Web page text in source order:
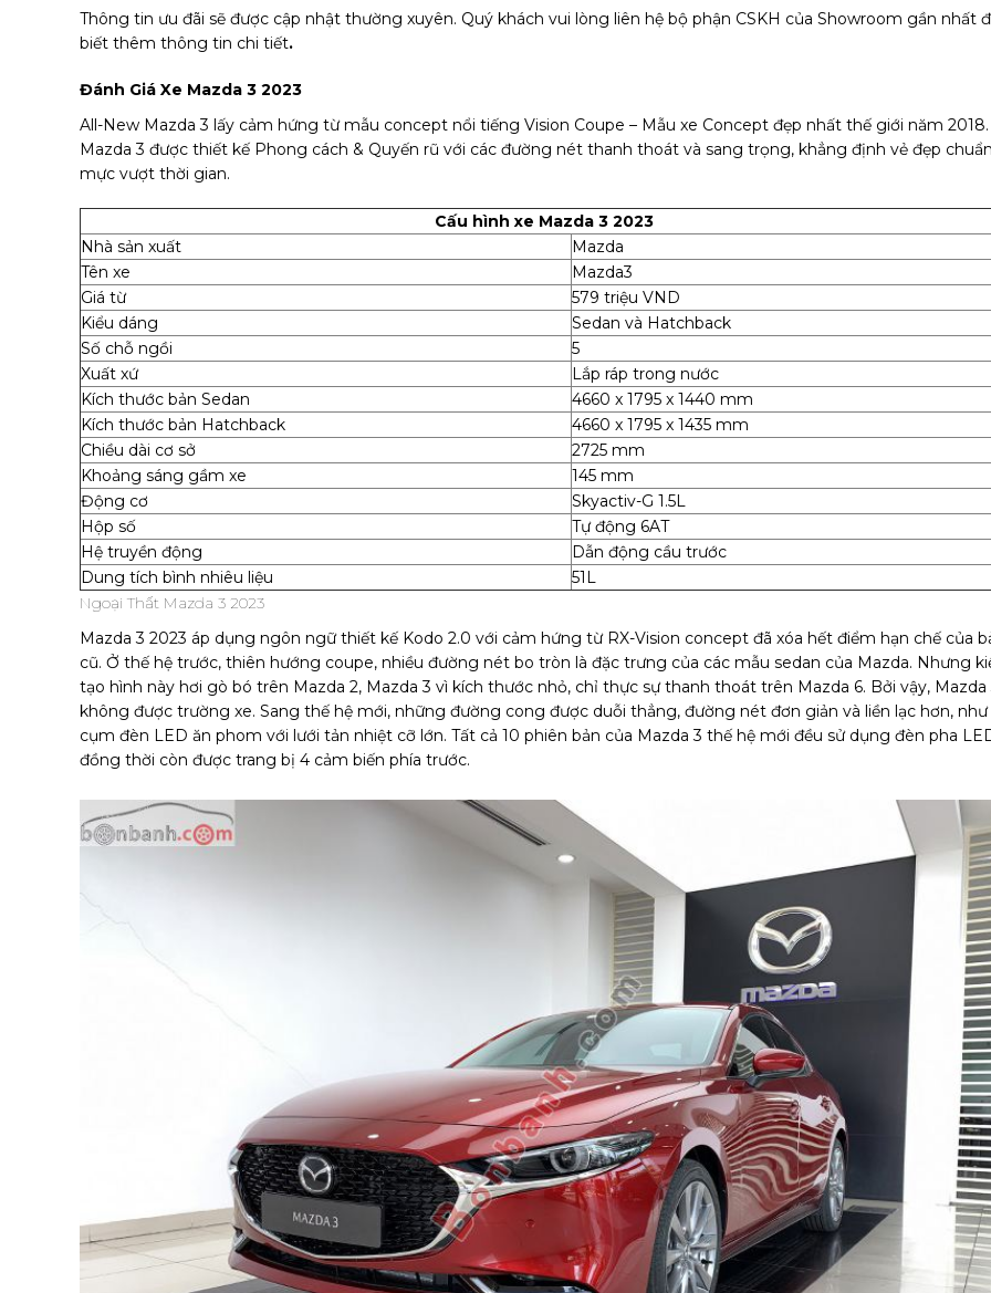
Thông tin ưu đãi sẽ được cập nhật thường xuyên. Quý khách vui lòng liên hệ bộ phận CSKH của Showroom gần nhất
biết thêm thông tin chi tiết.
Đánh Giá Xe Mazda 3 2023
All-New Mazda 3 lấy cảm hứng từ mẫu concept nổi tiếng Vision Coupe – Mẫu xe Concept đẹp nhất thế giới năm 2018.
Mazda 3 được thiết kế Phong cách & Quyến rũ với các đường nét thanh thoát và sang trọng, khẳng định vẻ đẹp
mực vượt thời gian.
Cấu hình xe Mazda 3 2023
Nhà sản xuất
Mazda
Tên xe
Mazda3
Giá từ
579 triệu VND
Kiểu dáng
Sedan và Hatchback
Số chỗ ngồi
5
Xuất xứ
Lắp ráp trong nước
Kích thước bản Sedan
4660 x 1795 x 1440 mm
Kích thước bản Hatchback
4660 x 1795 x 1435 mm
Chiều dài cơ sở
2725 mm
Khoảng sáng gầm xe
145 mm
Động cơ
Skyactiv-G 1.5L
Hộp số
Tự động 6AT
Hệ truyền động
Dẫn động cầu trước
Dung tích bình nhiêu liệu
51L
Ngoại Thất Mazda 3 2023
Mazda 3 2023 áp dụng ngôn ngữ thiết kế Kodo 2.0 với cảm hứng từ RX-Vision concept đã xóa hết điểm hạn chế của
cũ. Ở thế hệ trước, thiên hướng coupe, nhiều đường nét bo tròn là đặc trưng của các mẫu sedan của Mazda. Nhưng
tạo hình này hơi gò bó trên Mazda 2, Mazda 3 vì kích thước nhỏ, chỉ thực sự thanh thoát trên Mazda 6. Bởi vậy, Mazda
không được trường xe. Sang thế hệ mới, những đường cong được duỗi thẳng, đường nét đơn giản và liền lạc hơn, như
cụm đèn LED ăn phom với lưới tản nhiệt cỡ lớn. Tất cả 10 phiên bản của Mazda 3 thế hệ mới đều sử dụng đèn pha
đồng thời còn được trang bị 4 cảm biến phía trước.